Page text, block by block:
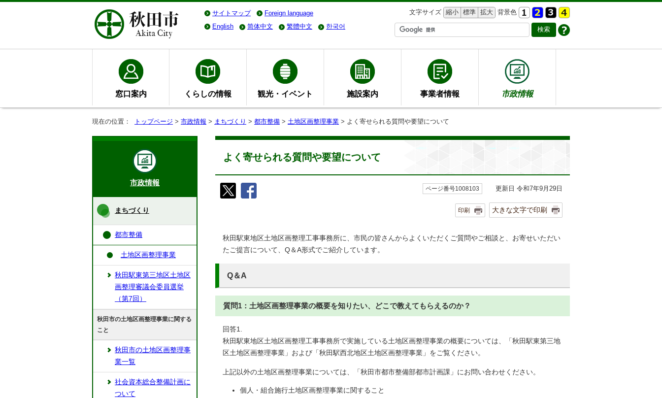
サイトマップ Foreign language 文字サイズ 縮小 標準 拡大 背景色
English
简体中文 繁體中文 한국어
窓口案内 くらしの情報 観光・イベント 施設案内 事業者情報 市政情報
現在の位置： トップページ > 市政情報 > まちづくり > 都市整備 > 土地区画整理事業 > よく寄せられる質問や要望について
よく寄せられる質問や要望について
ページ番号1008103 更新日 令和7年9月29日
印刷 大きな文字で印刷
秋田駅東地区土地区画整理工事事務所に、市民の皆さんからよくいただくご質問やご相談と、お寄せいただい
たご提言について、Q＆A形式でご紹介しています。
Q＆A
質問1：土地区画整理事業の概要を知りたい、どこで教えてもらえるのか？
回答1.
秋田駅東地区土地区画整理工事事務所で実施している土地区画整理事業の概要については、「秋田駅東第三地
区土地区画整理事業」および「秋田駅西北地区土地区画整理事業」をご覧ください。
上記以外の土地区画整理事業については、「秋田市都市整備部都市計画課」にお問い合わせください。
個人・組合施行土地区画整理事業に関すること
市政情報
まちづくり
都市整備
土地区画整理事業
秋田駅東第三地区土地区
画整理審議会委員選挙
（第7回）
秋田市の土地区画整理事業に関する
こと
秋田市の土地区画整理事
業一覧
社会資本総合整備計画に
ついて